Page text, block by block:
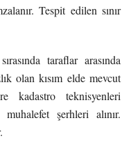
Tespit edilen sınır
taraflar arasında
olan kısım elde mevcut
kadastro teknisyenleri
şerhleri alınır.